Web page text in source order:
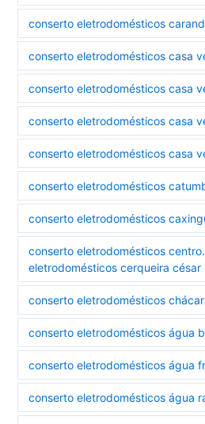
conserto eletrodomésticos
conserto eletrodomésticos casa
conserto eletrodomésticos casa
conserto eletrodomésticos casa
conserto eletrodomésticos casa
conserto eletrodomésticos
conserto eletrodomésticos
conserto eletrodomésticos
eletrodomésticos cerqueira césar
conserto eletrodomésticos
conserto eletrodomésticos água
conserto eletrodomésticos água
conserto eletrodomésticos água